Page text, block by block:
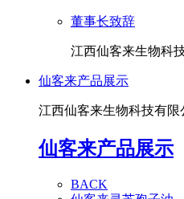
董事长致辞
江西仙客来生物科
仙客来产品展示
江西仙客来生物科技有限
仙客来产品展示
BACK